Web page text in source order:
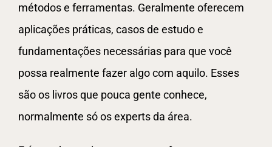
métodos e ferramentas. Geralmente oferecem
aplicações práticas, casos de estudo e
fundamentações necessárias para que você
possa realmente fazer algo com aquilo. Esses
são os livros que pouca gente conhece,
normalmente só os experts da área.